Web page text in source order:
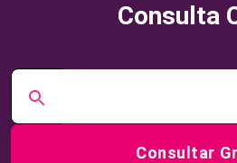
Consulta
Consultar